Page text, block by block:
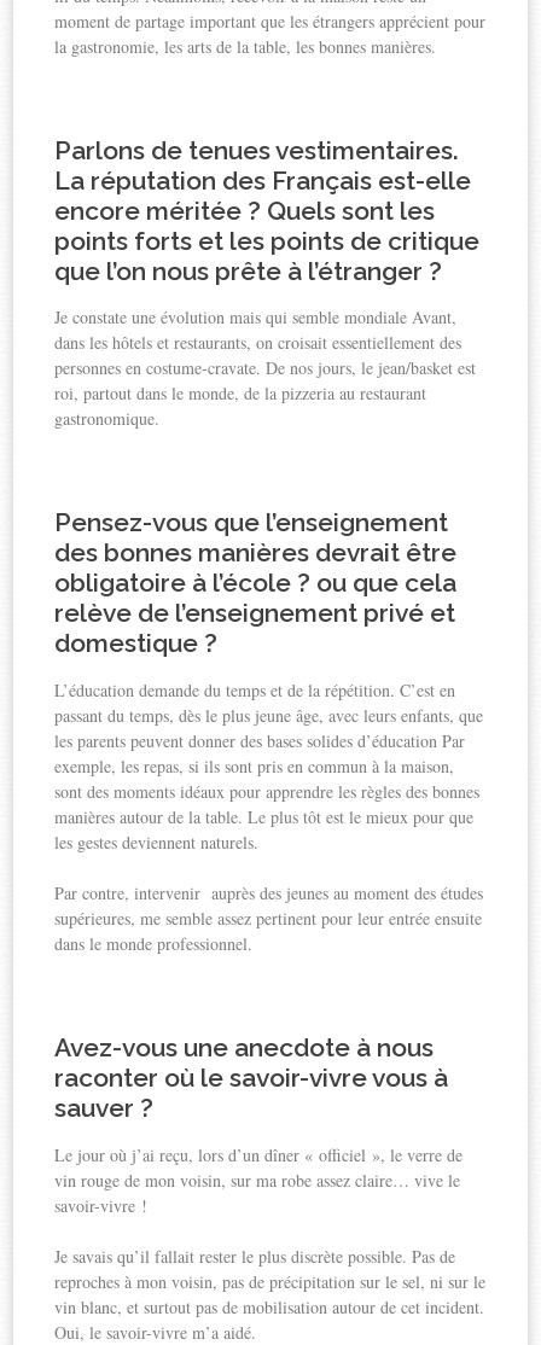
moment de partage important que les étrangers apprécient pour
la gastronomie, les arts de la table, les bonnes manières.
Parlons de tenues vestimentaires.
La réputation des Français est-elle
encore méritée ? Quels sont les
points forts et les points de critique
que l’on nous prête à l’étranger ?
Je constate une évolution mais qui semble mondiale Avant,
dans les hôtels et restaurants, on croisait essentiellement des
personnes en costume-cravate. De nos jours, le jean/basket est
roi, partout dans le monde, de la pizzeria au restaurant
gastronomique.
Pensez-vous que l’enseignement
des bonnes manières devrait être
obligatoire à l’école ? ou que cela
relève de l’enseignement privé et
domestique ?
L’éducation demande du temps et de la répétition. C’est en
passant du temps, dès le plus jeune âge, avec leurs enfants, que
les parents peuvent donner des bases solides d’éducation Par
exemple, les repas, si ils sont pris en commun à la maison,
sont des moments idéaux pour apprendre les règles des bonnes
manières autour de la table. Le plus tôt est le mieux pour que
les gestes deviennent naturels.
Par contre, intervenir auprès des jeunes au moment des études
supérieures, me semble assez pertinent pour leur entrée ensuite
dans le monde professionnel.
Avez-vous une anecdote à nous
raconter où le savoir-vivre vous à
sauver ?
Le jour où j’ai reçu, lors d’un dîner « officiel », le verre de
vin rouge de mon voisin, sur ma robe assez claire… vive le
savoir-vivre !
Je savais qu’il fallait rester le plus discrète possible. Pas de
reproches à mon voisin, pas de précipitation sur le sel, ni sur le
vin blanc, et surtout pas de mobilisation autour de cet incident.
Oui, le savoir-vivre m’a aidé.